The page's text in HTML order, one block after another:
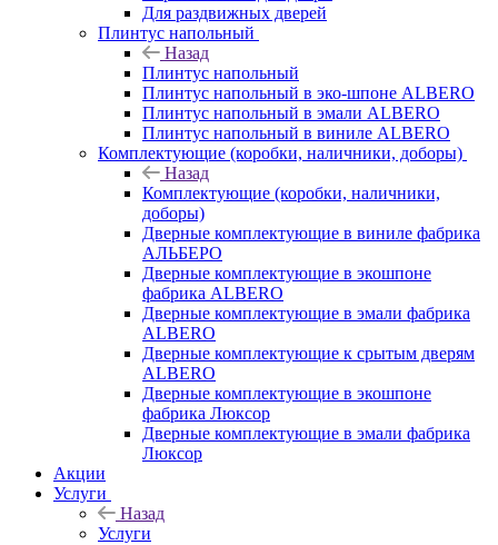
Для раздвижных дверей
Плинтус напольный
Назад
Плинтус напольный
Плинтус напольный в эко-шпоне ALBERO
Плинтус напольный в эмали ALBERO
Плинтус напольный в виниле ALBERO
Комплектующие (коробки, наличники, доборы)
Назад
Комплектующие (коробки, наличники,
доборы)
Дверные комплектующие в виниле фабрика
АЛЬБЕРО
Дверные комплектующие в экошпоне
фабрика ALBERO
Дверные комплектующие в эмали фабрика
ALBERO
Дверные комплектующие к срытым дверям
ALBERO
Дверные комплектующие в экошпоне
фабрика Люксор
Дверные комплектующие в эмали фабрика
Люксор
Акции
Услуги
Назад
Услуги